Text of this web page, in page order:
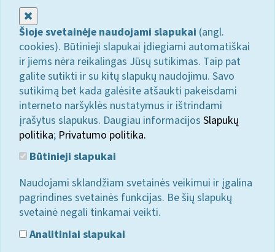
Šioje svetainėje naudojami slapukai (angl.
cookies). Būtinieji slapukai įdiegiami automatiškai
ir jiems nėra reikalingas Jūsų sutikimas. Taip pat
galite sutikti ir su kitų slapukų naudojimu. Savo
sutikimą bet kada galėsite atšaukti pakeisdami
interneto naršyklės nustatymus ir ištrindami
įrašytus slapukus. Daugiau informacijos Slapukų
politika; Privatumo politika.
Būtinieji slapukai
Naudojami sklandžiam svetainės veikimui ir įgalina
pagrindines svetainės funkcijas. Be šių slapukų
svetainė negali tinkamai veikti.
Analitiniai slapukai